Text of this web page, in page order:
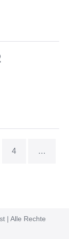
4 …
| Alle Rechte